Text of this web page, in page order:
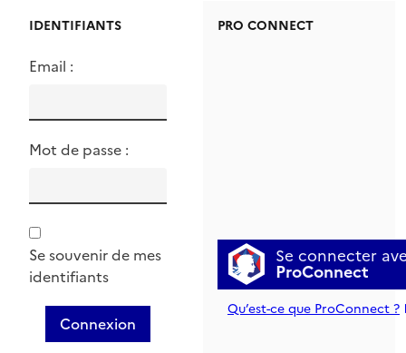
IDENTIFIANTS
Email :
Mot de passe :
Se souvenir de mes
identifiants
Connexion
PRO CONNECT
Se connecter
ProConnect
Qu’est-ce que ProConnect ?